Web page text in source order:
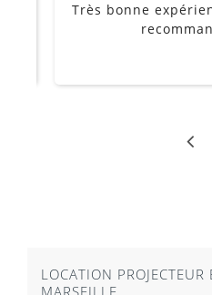
Très bonne
LOCATION PROJECTEUR